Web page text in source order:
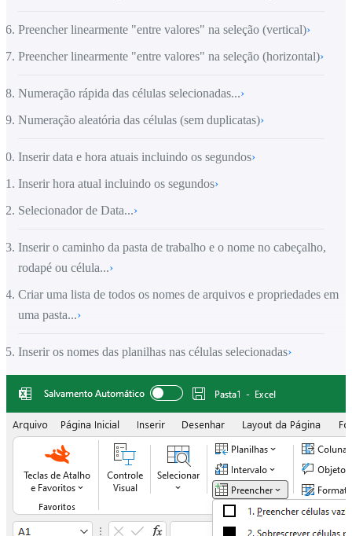
Preencher linearmente "entre valores" na seleção (vertical)›
Preencher linearmente "entre valores" na seleção (horizontal)›
Numeração rápida das células selecionadas...›
Numeração aleatória das células (sem duplicatas)›
Inserir data e hora atuais incluindo os segundos›
Inserir hora atual incluindo os segundos›
Selecionador de Data...›
Inserir o caminho da pasta de trabalho e o nome no cabeçalho,
rodapé ou célula...›
Criar uma lista de todos os nomes de arquivos e propriedades em
uma pasta...›
Inserir os nomes das planilhas nas células selecionadas›